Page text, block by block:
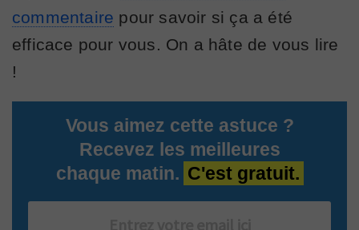
commentaire pour savoir si ça a été
efficace pour vous. On a hâte de vous lire
!
Vous aimez cette astuce ?
Recevez les meilleures
chaque matin. C'est gratuit.